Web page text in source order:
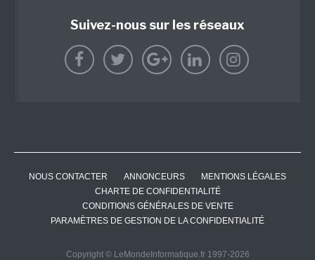
Suivez-nous sur les réseaux
NOUS CONTACTER ANNONCEURS
MENTIONS LÉGALES
CHARTE DE CONFIDENTIALITÉ
CONDITIONS GÉNÉRALES DE VENTE
PARAMÈTRES DE GESTION DE LA CONFIDENTIALITÉ
Copyright © LeMondeInformatique.fr 1997-2026